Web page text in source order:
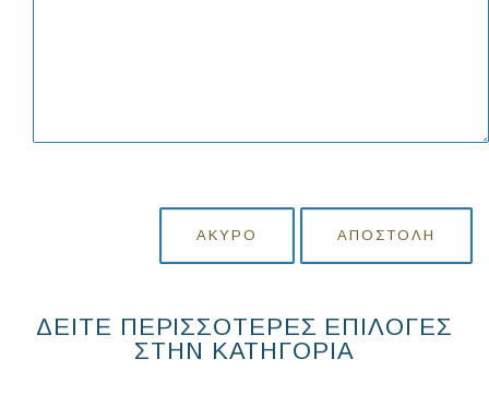
ΆΚΥΡΟ ΑΠΟΣΤΟΛΉ
ΔΕΙΤΕ ΠΕΡΙΣΣΟΤΕΡΕΣ ΕΠΙΛΟΓΕΣ
ΣΤΗΝ ΚΑΤΗΓΟΡΙΑ